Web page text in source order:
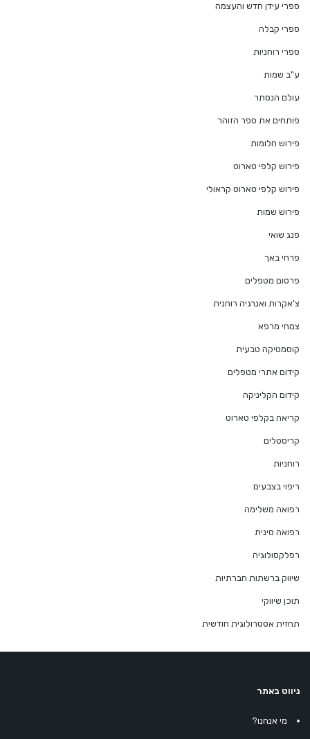
ספרי עידן חדש והעצמה
ספרי קבלה
ספרי רוחניות
ע"ב שמות
עולם הנסתר
פותחים את ספר הזוהר
פירוש חלומות
פירוש קלפי טארוט
פירוש קלפי טארוט קראולי
פירוש שמות
פנג שואי
פרחי באך
פרסום מטפלים
צ'אקרות ואנרגיה רוחנית
צמחי מרפא
קוסמטיקה טבעית
קידום אתרי מטפלים
קידום הקליניקה
קריאה בקלפי טארוט
קריסטלים
רוחניות
ריפוי בצבעים
רפואה משלימה
רפואה סינית
רפלקסולוגיה
שיווק ברשתות חברתיות
תוכן שיווקי
תחזית אסטרולוגית חודשית
ניווט באתר
מי אנחנו?